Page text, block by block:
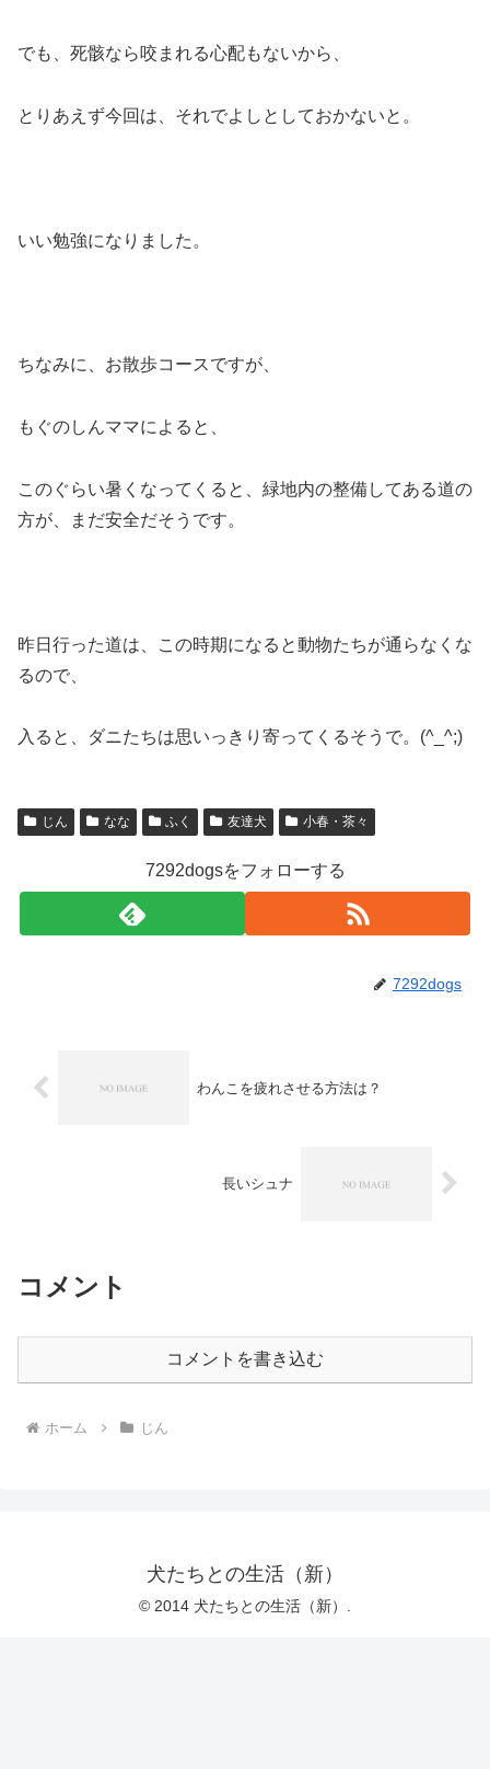
でも、死骸なら咬まれる心配もないから、
とりあえず今回は、それでよしとしておかないと。
いい勉強になりました。
ちなみに、お散歩コースですが、
もぐのしんママによると、
このぐらい暑くなってくると、緑地内の整備してある道の
方が、まだ安全だそうです。
昨日行った道は、この時期になると動物たちが通らなくな
るので、
入ると、ダニたちは思いっきり寄ってくるそうで。(^_^;)
じん なな ふく 友達犬 小春・茶々
7292dogsをフォローする
7292dogs
わんこを疲れさせる方法は？
長いシュナ
コメント
コメントを書き込む
ホーム じん
犬たちとの生活（新）
© 2014 犬たちとの生活（新）.